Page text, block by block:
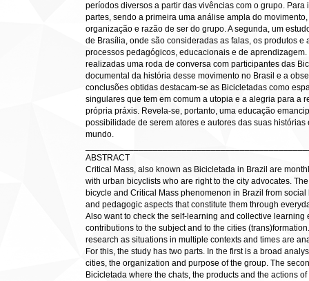
períodos diversos a partir das vivências com o grupo.
partes, sendo a primeira uma análise ampla do
organização e razão de ser do grupo. A segunda, um
de Brasília, onde são consideradas as falas, os produtos
processos pedagógicos, educacionais e de
realizadas uma roda de conversa com participantes das
documental da história desse movimento no Brasil e a
conclusões obtidas destacam-se as Bicicletadas como
singulares que tem em comum a utopia e a alegria para a
própria práxis. Revela-se, portanto, uma educação
possibilidade de serem atores e autores das suas
mundo.
ABSTRACT
Critical Mass, also known as Bicicletada in Brazil are
with urban bicyclists who are right to the city advocates.
bicycle and Critical Mass phenomenon in Brazil from
and pedagogic aspects that constitute them through
Also want to check the self-learning and collective
contributions to the subject and to the cities
research as situations in multiple contexts and times are
For this, the study has two parts. In the first is a broad
cities, the organization and purpose of the group. The
Bicicletada where the chats, the products and the actions